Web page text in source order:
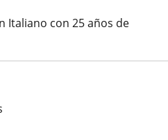
Italiano con 25 años de